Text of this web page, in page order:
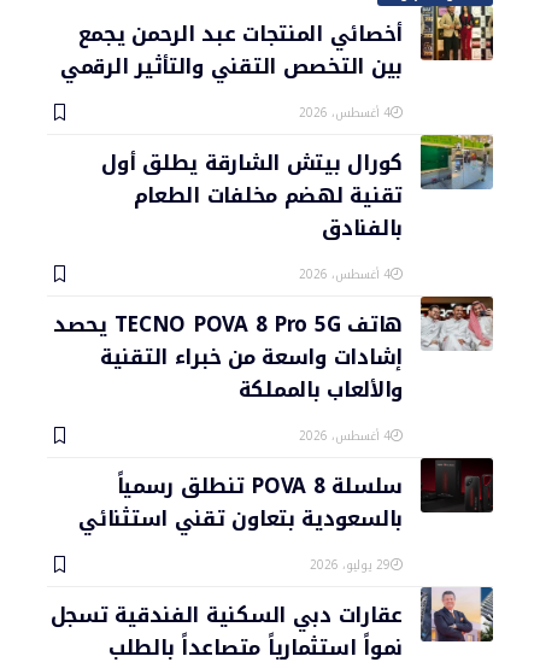
أخصائي المنتجات عبد الرحمن يجمع
بين التخصص التقني والتأثير الرقمي
4 أغسطس، 2026
كورال بيتش الشارقة يطلق أول
تقنية لهضم مخلفات الطعام
بالفنادق
4 أغسطس، 2026
هاتف TECNO POVA 8 Pro 5G يحصد
إشادات واسعة من خبراء التقنية
والألعاب بالمملكة
4 أغسطس، 2026
سلسلة POVA 8 تنطلق رسمياً
بالسعودية بتعاون تقني استثنائي
29 يوليو، 2026
عقارات دبي السكنية الفندقية تسجل
نمواً استثمارياً متصاعداً بالطلب